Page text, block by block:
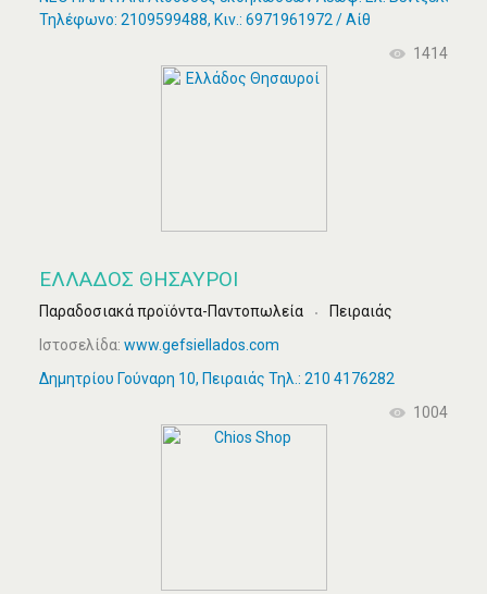
Τηλέφωνο: 2109599488, Κιν.: 6971961972 / Αίθ
1414
ΕΛΛΆΔΟΣ ΘΗΣΑΥΡΟΊ
Παραδοσιακά προϊόντα-Παντοπωλεία
Πειραιάς
Ιστοσελίδα: www.gefsiellados.com
Δημητρίου Γούναρη 10, Πειραιάς Τηλ.: 210 4176282
1004